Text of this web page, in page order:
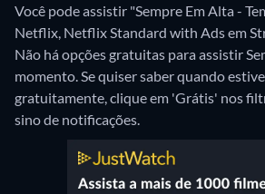
Você pode assistir "Sempre Em Alta -
Netflix, Netflix Standard with Ads em
Não há opções gratuitas para assistir
momento. Se quiser saber quando
gratuitamente, clique em 'Grátis' nos
sino de notificações.